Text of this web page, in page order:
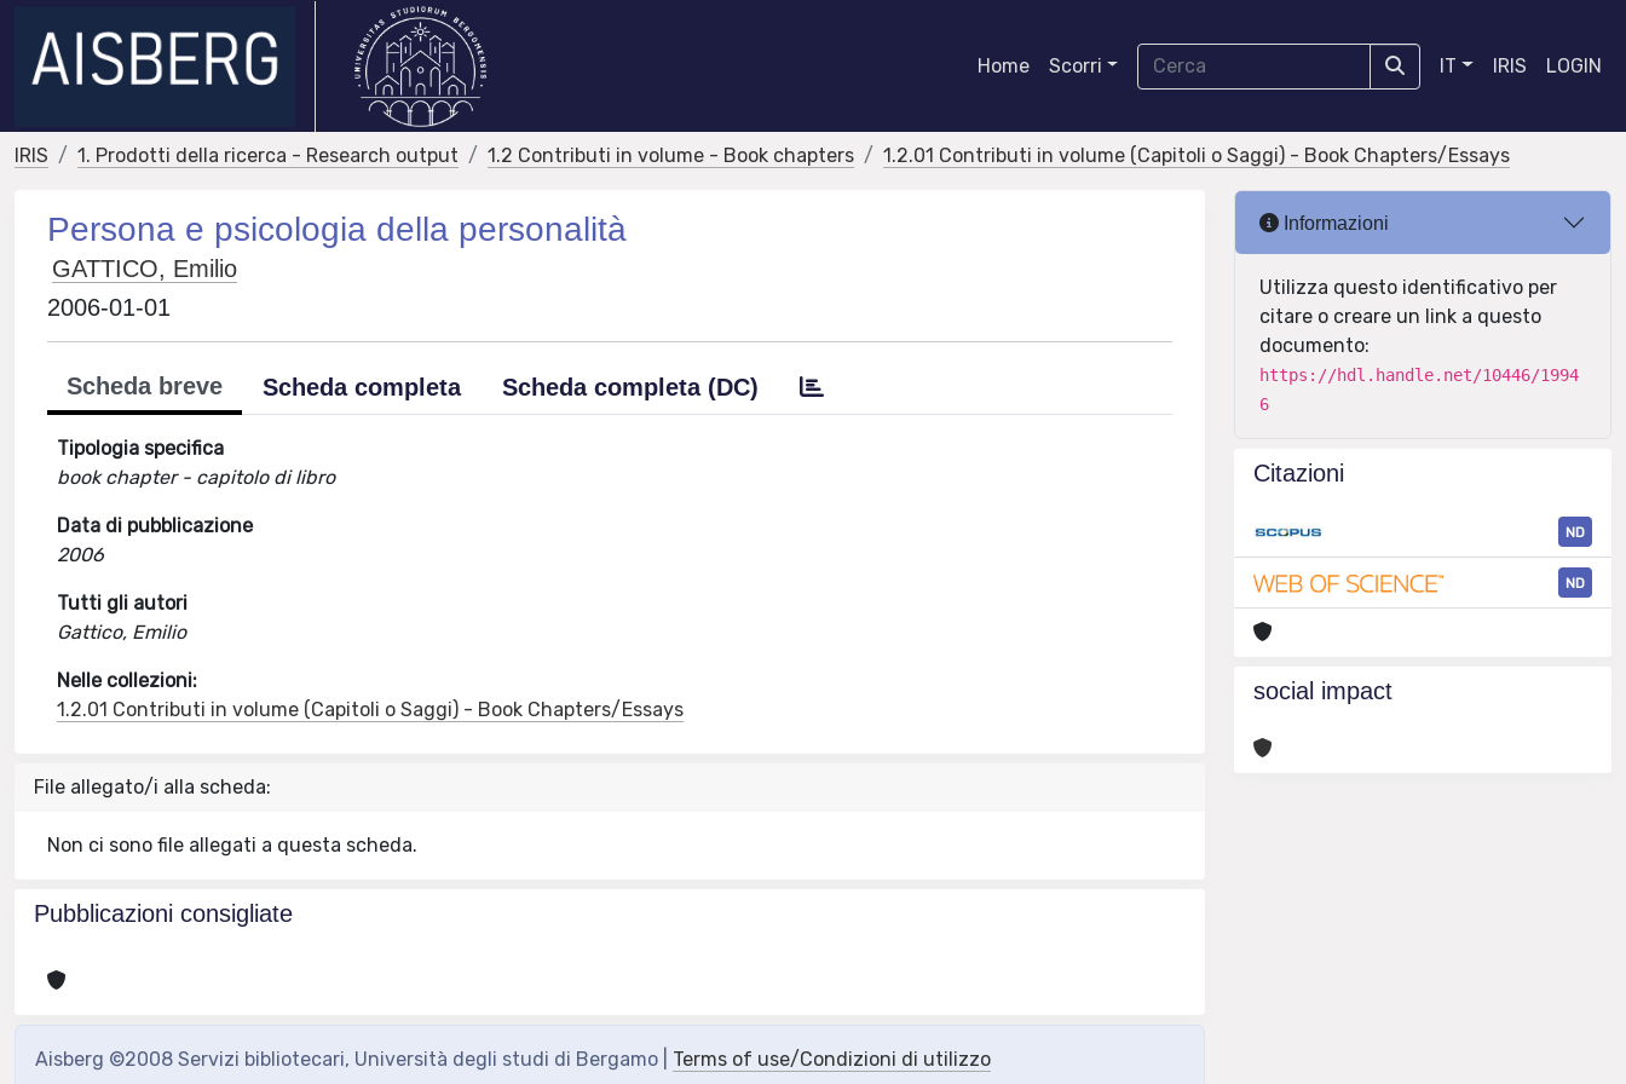
Home Scorri IT IRIS LOGIN
IRIS 1. Prodotti della ricerca - Research output 1.2 Contributi in volume - Book chapters 1.2.01 Contributi in volume (Capitoli o Saggi) - Book Chapters/Essays
Persona e psicologia della personalità
GATTICO, Emilio
2006-01-01
Scheda breve Scheda completa Scheda completa (DC)
Tipologia specifica
book chapter - capitolo di libro
Data di pubblicazione
2006
Tutti gli autori
Gattico, Emilio
Nelle collezioni:
1.2.01 Contributi in volume (Capitoli o Saggi) - Book Chapters/Essays
File allegato/i alla scheda:
Non ci sono file allegati a questa scheda.
Pubblicazioni consigliate
Aisberg ©2008 Servizi bibliotecari, Università degli studi di Bergamo | Terms of use/Condizioni di utilizzo
Informazioni
Utilizza questo identificativo per
citare o creare un link a questo
documento:
https://hdl.handle.net/10446/1994
6
Citazioni
ND
ND
social impact